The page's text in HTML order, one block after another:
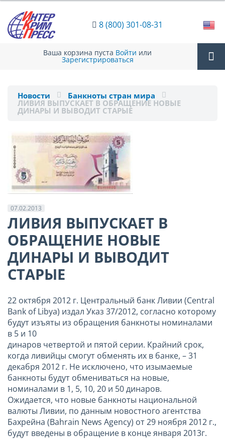
8 (800) 301-08-31
Ваша корзина пуста Войти или
Зарегистрироваться
Новости Банкноты стран мира
ЛИВИЯ ВЫПУСКАЕТ В ОБРАЩЕНИЕ НОВЫЕ
ДИНАРЫ И ВЫВОДИТ СТАРЫЕ
07.02.2013
ЛИВИЯ ВЫПУСКАЕТ В
ОБРАЩЕНИЕ НОВЫЕ
ДИНАРЫ И ВЫВОДИТ
СТАРЫЕ
22 октября 2012 г. Центральный банк Ливии (Central
Bank of Libya) издал Указ 37/2012, согласно которому
будут изъяты из обращения банкноты номиналами
в 5 и 10
динаров четвертой и пятой серии. Крайний срок,
когда ливийцы смогут обменять их в банке, – 31
декабря 2012 г. Не исключено, что изымаемые
банкноты будут обмениваться на новые,
номиналами в 1, 5, 10, 20 и 50 динаров.
Ожидается, что новые банкноты национальной
валюты Ливии, по данным новостного агентства
Бахрейна (Bahrain News Agency) от 29 ноября 2012 г.,
будут введены в обращение в конце января 2013г.